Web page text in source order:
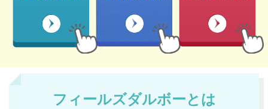
フィールズダルボーとは